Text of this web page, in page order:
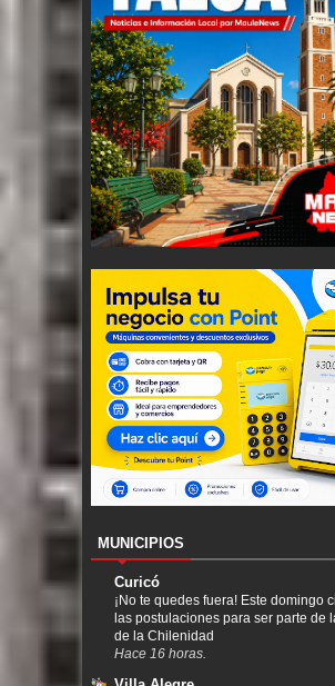
MUNICIPIOS
Curicó
¡No te quedes fuera! Este domingo
las postulaciones para ser parte de
de la Chilenidad
Hace 16 horas.